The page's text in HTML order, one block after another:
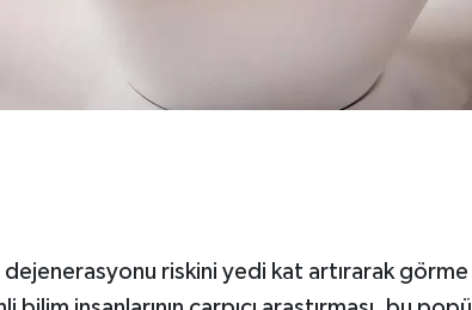
dejenerasyonu riskini yedi kat artırarak görme